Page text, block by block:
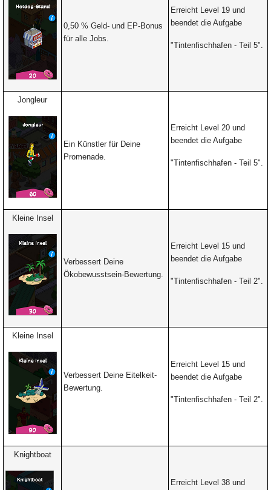
0,50 % Geld- und EP-Bonus
für alle Jobs.
Erreicht Level 19 und
beendet die Aufgabe
"Tintenfischhafen - Teil 5".
Jongleur
Ein Künstler für Deine
Promenade.
Erreicht Level 20 und
beendet die Aufgabe
"Tintenfischhafen - Teil 5".
Kleine Insel
Verbessert Deine
Ökobewusstsein-Bewertung.
Erreicht Level 15 und
beendet die Aufgabe
"Tintenfischhafen - Teil 2".
Kleine Insel
Verbessert Deine Eitelkeit-
Bewertung.
Erreicht Level 15 und
beendet die Aufgabe
"Tintenfischhafen - Teil 2".
Knightboat
Erreicht Level 38 und